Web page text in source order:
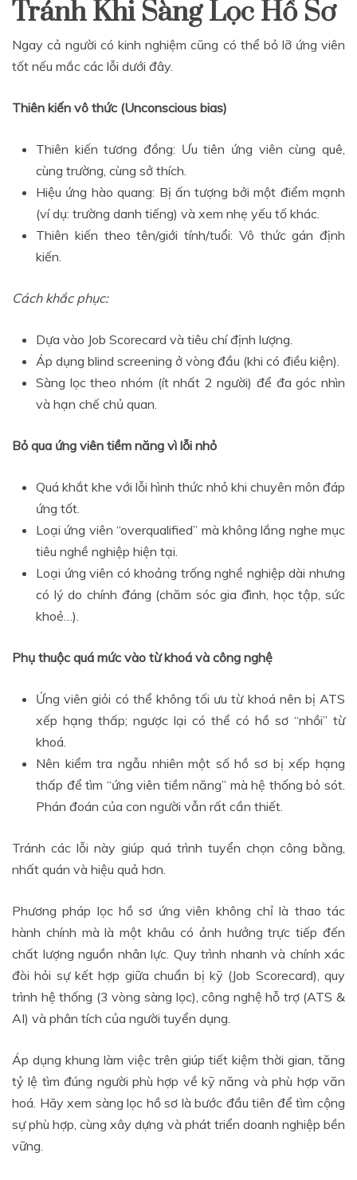
Tránh Khi Sàng Lọc Hồ Sơ
Ngay cả người có kinh nghiệm cũng có thể bỏ lỡ ứng viên
tốt nếu mắc các lỗi dưới đây.
Thiên kiến vô thức (Unconscious bias)
Thiên kiến tương đồng: Ưu tiên ứng viên cùng quê,
cùng trường, cùng sở thích.
Hiệu ứng hào quang: Bị ấn tượng bởi một điểm mạnh
(ví dụ: trường danh tiếng) và xem nhẹ yếu tố khác.
Thiên kiến theo tên/giới tính/tuổi: Vô thức gán định
kiến.
Cách khắc phục:
Dựa vào Job Scorecard và tiêu chí định lượng.
Áp dụng blind screening ở vòng đầu (khi có điều kiện).
Sàng lọc theo nhóm (ít nhất 2 người) để đa góc nhìn
và hạn chế chủ quan.
Bỏ qua ứng viên tiềm năng vì lỗi nhỏ
Quá khắt khe với lỗi hình thức nhỏ khi chuyên môn đáp
ứng tốt.
Loại ứng viên “overqualified” mà không lắng nghe mục
tiêu nghề nghiệp hiện tại.
Loại ứng viên có khoảng trống nghề nghiệp dài nhưng
có lý do chính đáng (chăm sóc gia đình, học tập, sức
khoẻ…).
Phụ thuộc quá mức vào từ khoá và công nghệ
Ứng viên giỏi có thể không tối ưu từ khoá nên bị ATS
xếp hạng thấp; ngược lại có thể có hồ sơ “nhồi” từ
khoá.
Nên kiểm tra ngẫu nhiên một số hồ sơ bị xếp hạng
thấp để tìm “ứng viên tiềm năng” mà hệ thống bỏ sót.
Phán đoán của con người vẫn rất cần thiết.
Tránh các lỗi này giúp quá trình tuyển chọn công bằng,
nhất quán và hiệu quả hơn.
Phương pháp lọc hồ sơ ứng viên không chỉ là thao tác
hành chính mà là một khâu có ảnh hưởng trực tiếp đến
chất lượng nguồn nhân lực. Quy trình nhanh và chính xác
đòi hỏi sự kết hợp giữa chuẩn bị kỹ (Job Scorecard), quy
trình hệ thống (3 vòng sàng lọc), công nghệ hỗ trợ (ATS &
AI) và phân tích của người tuyển dụng.
Áp dụng khung làm việc trên giúp tiết kiệm thời gian, tăng
tỷ lệ tìm đúng người phù hợp về kỹ năng và phù hợp văn
hoá. Hãy xem sàng lọc hồ sơ là bước đầu tiên để tìm cộng
sự phù hợp, cùng xây dựng và phát triển doanh nghiệp bền
vững.